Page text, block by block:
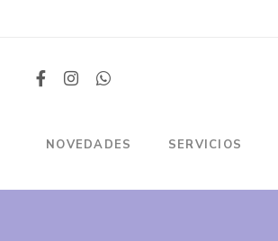
NOVEDADES SERVICIOS